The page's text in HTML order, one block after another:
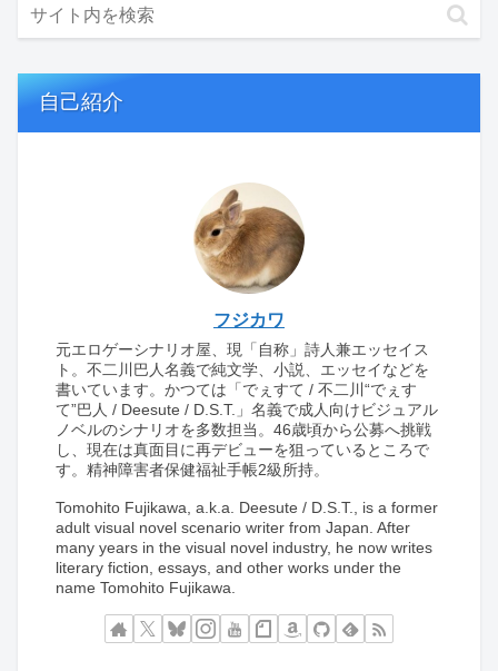
自己紹介
フジカワ
元エロゲーシナリオ屋、現「自称」詩人兼エッセイス
ト。不二川巴人名義で純文学、小説、エッセイなどを
書いています。かつては「でぇすて / 不二川“でぇす
て”巴人 / Deesute / D.S.T.」名義で成人向けビジュアル
ノベルのシナリオを多数担当。46歳頃から公募へ挑戦
し、現在は真面目に再デビューを狙っているところで
す。精神障害者保健福祉手帳2級所持。
Tomohito Fujikawa, a.k.a. Deesute / D.S.T., is a former
adult visual novel scenario writer from Japan. After
many years in the visual novel industry, he now writes
literary fiction, essays, and other works under the
name Tomohito Fujikawa.